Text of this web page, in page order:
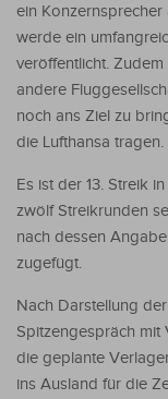
ein
werde ein
veröffentlicht.
andere
noch ans Ziel zu
die Lufthansa tragen.
Es ist der 13. Streik
zwölf Streikrunden
nach dessen
zugefügt.
Nach Darstellung
Spitzengespräch mit
die geplante
ins Ausland für die